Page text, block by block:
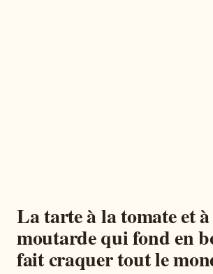
La tarte à la tomate et
moutarde qui fond en
fait craquer tout le